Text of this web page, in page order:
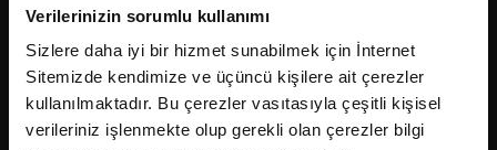
Verilerinizin sorumlu kullanımı
Sizlere daha iyi bir hizmet sunabilmek için İnternet
Sitemizde kendimize ve üçüncü kişilere ait çerezler
kullanılmaktadır. Bu çerezler vasıtasıyla çeşitli kişisel
verileriniz işlenmekte olup gerekli olan çerezler bilgi
2026Fikriyat. Tüm hakları saklıdır.